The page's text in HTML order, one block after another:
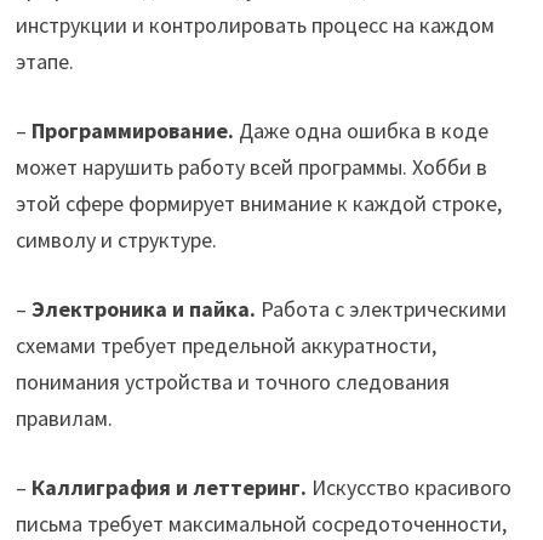
инструкции и контролировать процесс на каждом
этапе.
– Программирование. Даже одна ошибка в коде
может нарушить работу всей программы. Хобби в
этой сфере формирует внимание к каждой строке,
символу и структуре.
– Электроника и пайка. Работа с электрическими
схемами требует предельной аккуратности,
понимания устройства и точного следования
правилам.
– Каллиграфия и леттеринг. Искусство красивого
письма требует максимальной сосредоточенности,